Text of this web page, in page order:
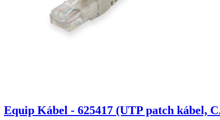
Equip Kábel - 625417 (UTP patch kábel,